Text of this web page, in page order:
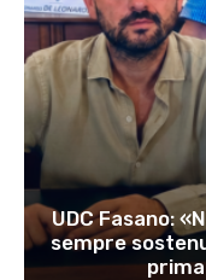
UDC Fasano:
sempre